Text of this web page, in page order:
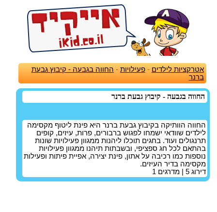
אטרקציות לילדים -פעילויות - החווה בגבעה - קיבוץ גבעת
ברנר
החווה בגבעה - קיבוץ גבעת ברנר
החווה הוותיקה בקיבוץ גבעת ברנר היא פינת ליטוף מקסימה
לילדים שוודאי ישמחו לפגוש ברבורים, פרות, עיזים, קופים
תרנגולים ועוד. בחגים תוכלו ליהנות ממגוון פעילויות שונות
בהתאם לכל חג ספציפי, ובשבתות תיהנו ממגוון פעילויות
נוספות כמו רכיבה על אתון, פינת יצירה, אפיית פיתות ופעילות
מקסימה בדיר העיזים.
דירוג 5 | מדרגים 1